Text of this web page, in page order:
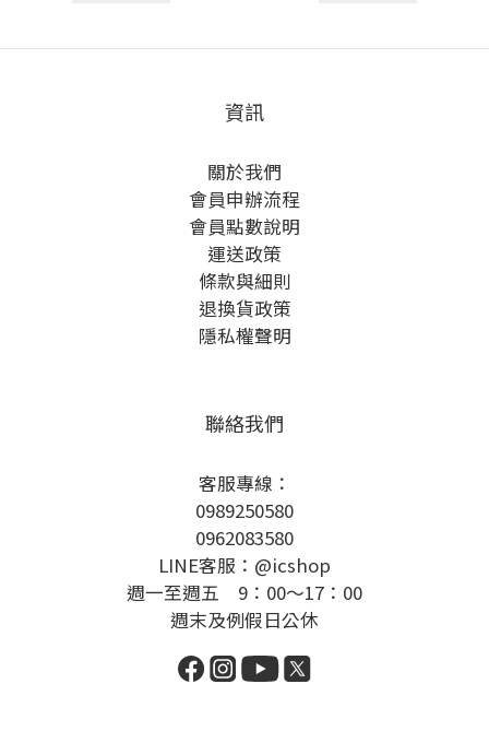
資訊
關於我們
會員申辦流程
會員點數說明
運送政策
條款與細則
退換貨政策
隱私權聲明
聯絡我們
客服專線：
0989250580
0962083580
LINE客服：@icshop
週一至週五 9：00～17：00
週末及例假日公休